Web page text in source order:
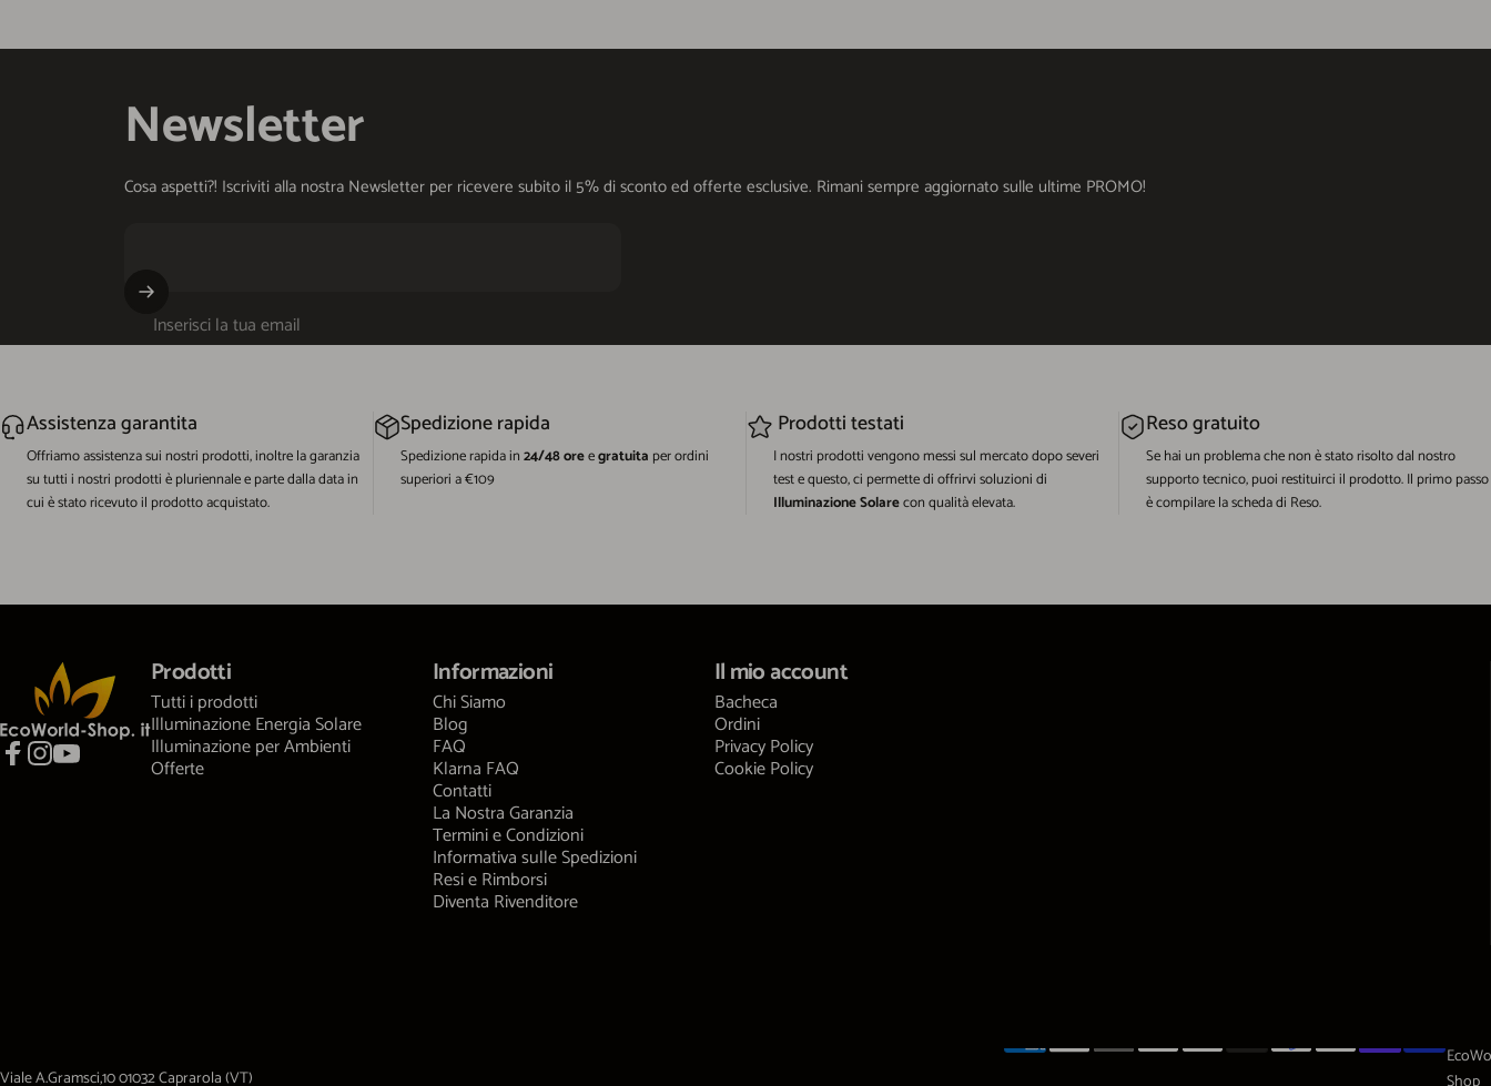
Newsletter
Cosa aspetti?! Iscriviti alla nostra Newsletter per ricevere subito il 5% di sconto ed offerte esclusive. Rimani sempre aggiornato sulle ultime PROMO!
Inserisci la tua email
Assistenza garantita
Offriamo assistenza sui nostri prodotti, inoltre la garanzia
su tutti i nostri prodotti è pluriennale e parte dalla data in
cui è stato ricevuto il prodotto acquistato.
Spedizione rapida
Spedizione rapida in24/48 oreegratuita per ordini
superiori a €109
Prodotti testati
I nostri prodotti vengono messi sul mercato dopo severi
test e questo, ci permette di offrirvi soluzioni di
Illuminazione Solarecon qualità elevata.
Reso gratuito
Se hai un problema che non è stato risolto dal nostro
supporto tecnico, puoi restituirci il prodotto. Il primo passo
è compilare la scheda di Reso.
EcoWorld-Shop Prodotti
Tutti i prodotti
Illuminazione Energia Solare
Illuminazione per Ambienti
Offerte
Informazioni
Chi Siamo
Blog
FAQ
Klarna FAQ
Contatti
La Nostra Garanzia
Termini e Condizioni
Informativa sulle Spedizioni
Resi e Rimborsi
Diventa Rivenditore
Il mio account
Bacheca
Ordini
Privacy Policy
Cookie Policy
Viale A.Gramsci,10 01032 Caprarola (VT)